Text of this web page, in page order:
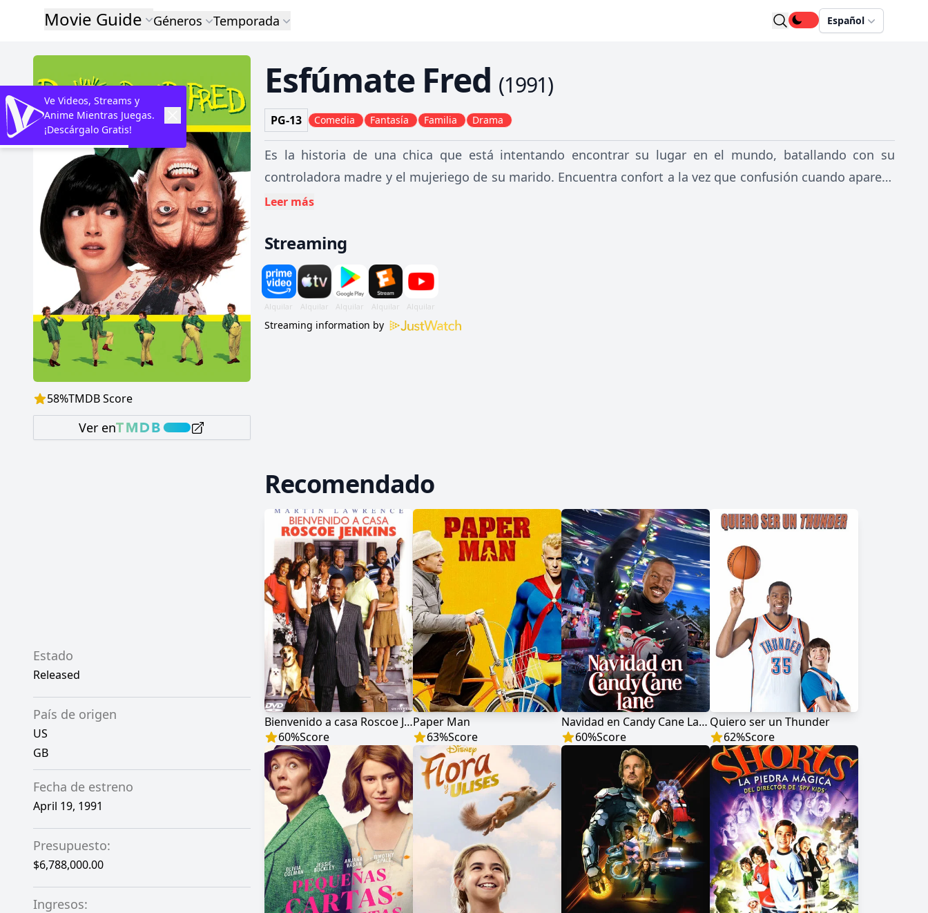
Movie Guide Géneros Temporada Español
58%TMDB Score
Ver en
Esfúmate Fred (1991)
PG-13 Comedia Fantasía Familia Drama
Es la historia de una chica que está intentando encontrar su lugar en el mundo, batallando con su
controladora madre y el mujeriego de su marido. Encuentra confort a la vez que confusión cuando aparece
su amigo de la infancia.
Leer más
Streaming
Streaming information by
Estado
Released
País de origen
US
GB
Fecha de estreno
April 19, 1991
Presupuesto:
$6,788,000.00
Ingresos:
Recomendado
Bienvenido a casa Roscoe Jenkins
60%Score
Paper Man
63%Score
Navidad en Candy Cane Lane
60%Score
Quiero ser un Thunder
62%Score
Ve Videos, Streams y
Anime Mientras Juegas.
¡Descárgalo Gratis!